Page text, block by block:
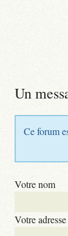
Un
Ce forum
Votre nom
Votre